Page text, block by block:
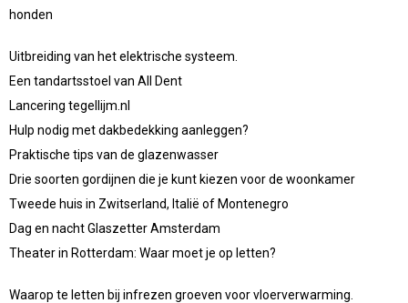
honden
Uitbreiding van het elektrische systeem.
Een tandartsstoel van All Dent
Lancering tegellijm.nl
Hulp nodig met dakbedekking aanleggen?
Praktische tips van de glazenwasser
Drie soorten gordijnen die je kunt kiezen voor de woonkamer
Tweede huis in Zwitserland, Italië of Montenegro
Dag en nacht Glaszetter Amsterdam
Theater in Rotterdam: Waar moet je op letten?
Waarop te letten bij infrezen groeven voor vloerverwarming.